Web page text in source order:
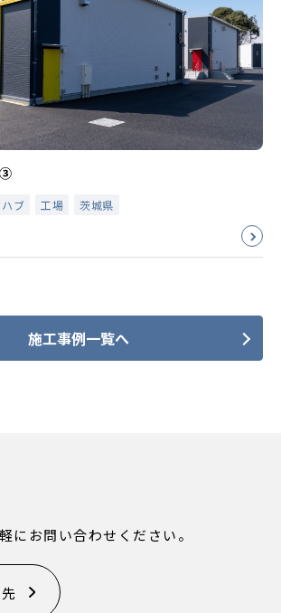
③
ブ 工場 茨城県
施工事例一覧へ
にお問い合わせください。